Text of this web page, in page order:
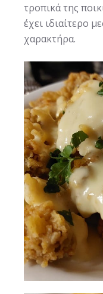
τροπικά της
έχει ιδιαίτερο
χαρακτήρα.